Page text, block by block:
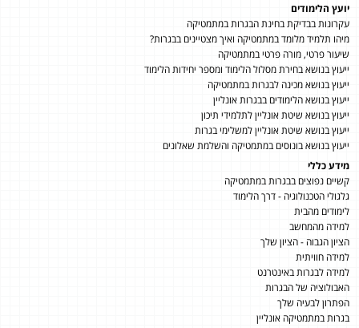
יועץ הלימודים
עקרונות בבדיקת בחינת הבגרות במתמטיקה
מיהו תלמיד מלומד במתמטיקה ואיך מצטיינים בבגרות?
שיעור פרטי, מורה פרטי במתמטיקה
ייעוץ בנושא בחירת מסלול הלימוד ומספר יחידות הלימוד
ייעוץ בנושא מכינה לבגרות במתמטיקה
ייעוץ בנושא הלימודים בבגרות אונליין
ייעוץ בנושא שיטת אונליין לתלמידי תיכון
ייעוץ בנושא שיטת אונליין למשלימי בגרות
ייעוץ בנושא בונוסים במתמטיקה והשלמת שאלונים
מידע כללי
קשיים נפוצים בבגרות במתמטיקה
גלגולי הטכנולוגיה - דרך הלימוד
לימודים מהבית
למידה מהמחשב
הציון הגבוה - הציון שלך
למידה חוויתית
למידה לבגרות באינטרנט
האבולוציה של הבגרות
הפתרון לבעיה שלך
בגרות במתמטיקה אונליין